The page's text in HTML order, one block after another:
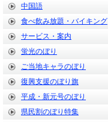
中国語
食べ飲み放題・バイキング
サービス・案内
蛍光のぼり
ご当地キャラのぼり
復興支援のぼり旗
平成・新元号のぼり
県民割のぼり特集